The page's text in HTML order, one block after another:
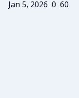
Jan 5, 2026 0 60